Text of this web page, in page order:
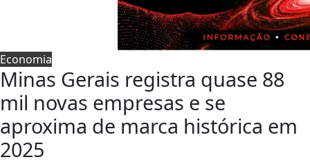
Economia
Minas Gerais registra quase 88
mil novas empresas e se
aproxima de marca histórica em
2025